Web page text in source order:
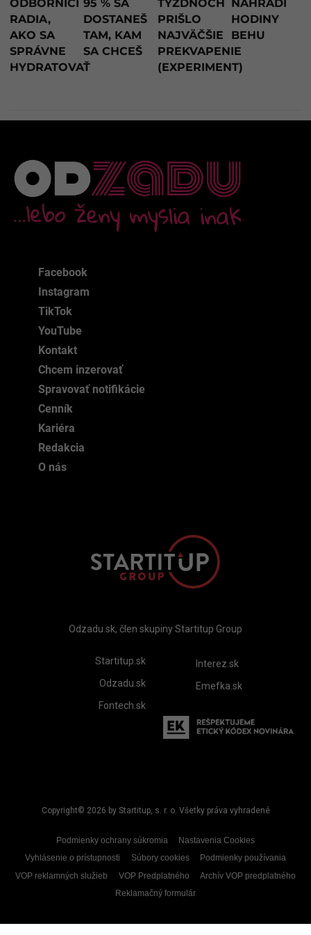
ODBORNÍCI
RADIA,
AKO SA
SPRÁVNE
HYDRATOVAŤ
95 % SA
DOSTANEŠ
TAM, KAM
SA CHCEŠ
TÝŽDŇOCH
PRIŠLO
NAJVÄČŠIE
PREKVAPENIE
(EXPERIMENT)
NAHRADÍ
HODINY
BEHU
Facebook
Instagram
TikTok
YouTube
Kontakt
Chcem inzerovať
Spravovať notifikácie
Cenník
Kariéra
Redakcia
O nás
Odzadu.sk, člen skupiny Startitup Group
Startitup.sk
Odzadu.sk
Fontech.sk
Interez.sk
Emefka.sk
Copyright© 2026 by Startitup, s. r. o. Všetky práva vyhradené
Podmienky ochrany súkromia
Nastavenia Cookies
Vyhlásenie o prístupnosti
Súbory cookies
Podmienky používania
VOP reklamných služieb
VOP Predplatného
Archív VOP predplatného
Reklamačný formulár